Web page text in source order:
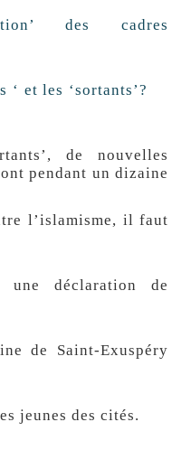
des cadres
français.
‘ et les ‘sortants’?
de nouvelles
pendant un dizaine
?
l’islamisme, il faut
une déclaration de
de Saint-Exuspéry
– 1943.
jeunes des cités.